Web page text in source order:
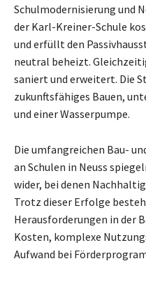
Schulmodernisierung und
der Karl-Kreiner-Schule
und erfüllt den
neutral beheizt.
saniert und erweitert. Die
zukunftsfähiges Bauen,
und einer Wasserpumpe.
Die umfangreichen Bau-
an Schulen in Neuss
wider, bei denen
Trotz dieser Erfolge
Herausforderungen in der
Kosten, komplexe
Aufwand bei